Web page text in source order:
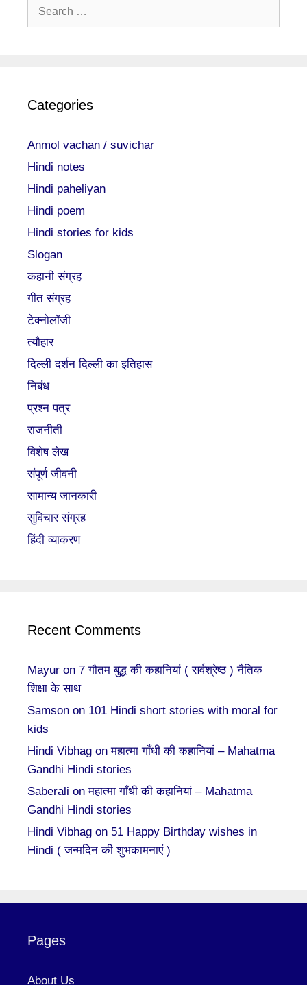
Search
Categories
Anmol vachan / suvichar
Hindi notes
Hindi paheliyan
Hindi poem
Hindi stories for kids
Slogan
कहानी संग्रह
गीत संग्रह
टेक्नोलॉजी
त्यौहार
दिल्ली दर्शन दिल्ली का इतिहास
निबंध
प्रश्न पत्र
राजनीती
विशेष लेख
संपूर्ण जीवनी
सामान्य जानकारी
सुविचार संग्रह
हिंदी व्याकरण
Recent Comments
Mayur on 7 गौतम बुद्ध की कहानियां ( सर्वश्रेष्ठ ) नैतिक
शिक्षा के साथ
Samson on 101 Hindi short stories with moral for
kids
Hindi Vibhag onमहात्मा गाँधी की कहानियां – Mahatma
Gandhi Hindi stories
Saberali onमहात्मा गाँधी की कहानियां – Mahatma
Gandhi Hindi stories
Hindi Vibhag on 51 Happy Birthday wishes in
Hindi ( जन्मदिन की शुभकामनाएं )
Pages
About Us